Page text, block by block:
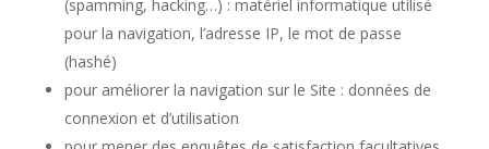
(spamming, hacking…) : matériel informatique utilisé
pour la navigation, l’adresse IP, le mot de passe
(hashé)
pour améliorer la navigation sur le Site : données de
connexion et d’utilisation